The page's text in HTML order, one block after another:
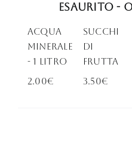
Esaurito -
Acqua
minerale
- 1 Litro
2.00€
Succhi
di
frutta
3.50€